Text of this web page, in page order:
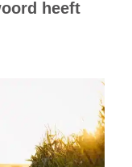
heeft